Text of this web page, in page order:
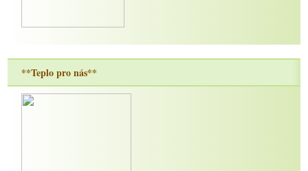
**Teplo pro nás**